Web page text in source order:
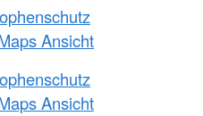
Ansicht
Ansicht